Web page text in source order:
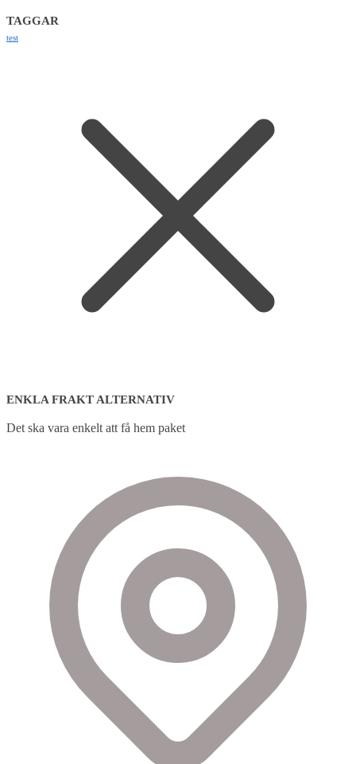
TAGGAR
test
ENKLA FRAKT ALTERNATIV
Det ska vara enkelt att få hem paket